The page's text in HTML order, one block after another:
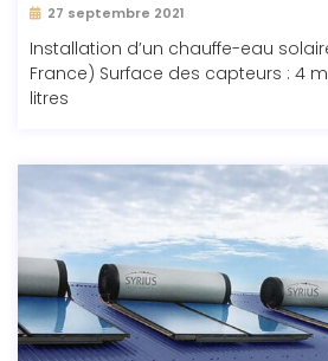
27 septembre 2021
Installation d’un chauffe-eau
France) Surface des capteurs : 4
litres